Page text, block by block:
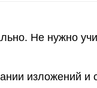
или
Не нужно
изложений и